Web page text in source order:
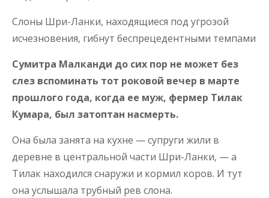
Слоны Шри-Ланки, находящиеся под угрозой
исчезновения, гибнут беспрецедентными темпами
Сумитра Малканди до сих пор не может без
слез вспоминать тот роковой вечер в марте
прошлого года, когда ее муж, фермер Тилак
Кумара, был затоптан насмерть.
Она была занята на кухне — супруги жили в
деревне в центральной части Шри-Ланки, — а
Тилак находился снаружи и кормил коров. И тут
она услышала трубный рев слона.